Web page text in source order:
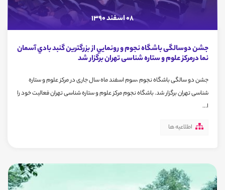
08 اسفند 1390
جشن دوسالگی باشگاه نجوم و رونمايي از بزرگترين گنبد بادي آسمان
نما درمرکز علوم و ستاره شناسی تهران برگزار شد
جشن دو سالگی باشگاه نجوم ،سوم اسفند ماه سال جاری در مرکز علوم و ستاره
شناسی تهران برگزار شد. باشگاه نجوم مرکز علوم و ستاره شناسی تهران فعاليت خود را
ا...
اطلاعیه ها